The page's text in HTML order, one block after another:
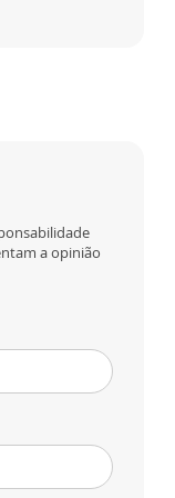
a opinião